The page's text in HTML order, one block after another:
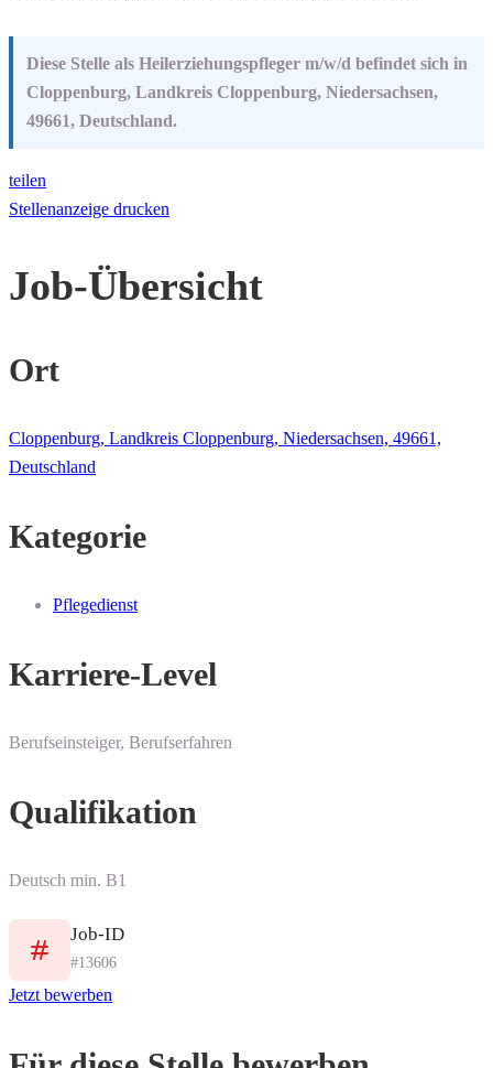
Diese Stelle als Heilerziehungspfleger m/w/d befindet sich in
Cloppenburg, Landkreis Cloppenburg, Niedersachsen,
49661, Deutschland.
teilen
Stellenanzeige drucken
Job-Übersicht
Ort
Cloppenburg, Landkreis Cloppenburg, Niedersachsen, 49661,
Deutschland
Kategorie
Pflegedienst
Karriere-Level
Berufseinsteiger, Berufserfahren
Qualifikation
Deutsch min. B1
Job-ID
#13606
Jetzt bewerben